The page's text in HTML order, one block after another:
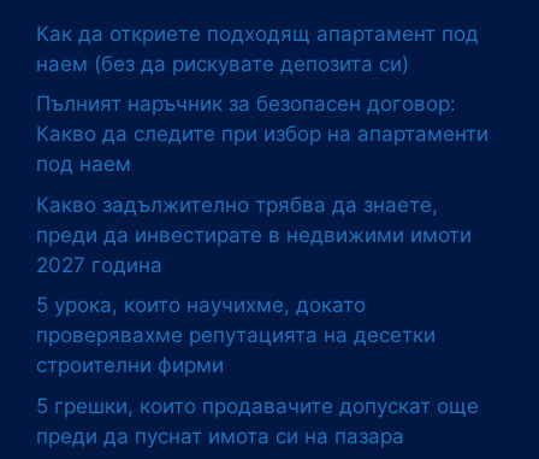
Как да откриете подходящ апартамент под
наем (без да рискувате депозита си)
Пълният наръчник за безопасен договор:
Какво да следите при избор на апартаменти
под наем
Какво задължително трябва да знаете,
преди да инвестирате в недвижими имоти
2027 година
5 урока, които научихме, докато
проверявахме репутацията на десетки
строителни фирми
5 грешки, които продавачите допускат още
преди да пуснат имота си на пазара